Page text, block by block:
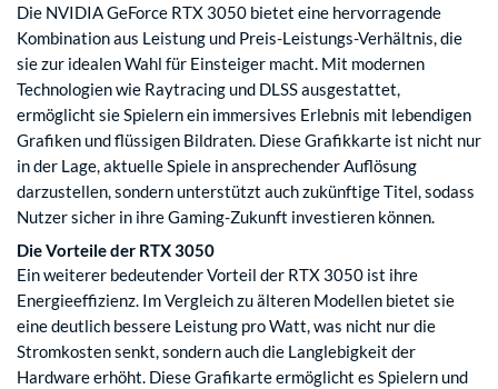
Die NVIDIA GeForce RTX 3050 bietet eine hervorragende
Kombination aus Leistung und Preis-Leistungs-Verhältnis, die
sie zur idealen Wahl für Einsteiger macht. Mit modernen
Technologien wie Raytracing und DLSS ausgestattet,
ermöglicht sie Spielern ein immersives Erlebnis mit lebendigen
Grafiken und flüssigen Bildraten. Diese Grafikkarte ist nicht nur
in der Lage, aktuelle Spiele in ansprechender Auflösung
darzustellen, sondern unterstützt auch zukünftige Titel, sodass
Nutzer sicher in ihre Gaming-Zukunft investieren können.
Die Vorteile der RTX 3050
Ein weiterer bedeutender Vorteil der RTX 3050 ist ihre
Energieeffizienz. Im Vergleich zu älteren Modellen bietet sie
eine deutlich bessere Leistung pro Watt, was nicht nur die
Stromkosten senkt, sondern auch die Langlebigkeit der
Hardware erhöht. Diese Grafikarte ermöglicht es Spielern und